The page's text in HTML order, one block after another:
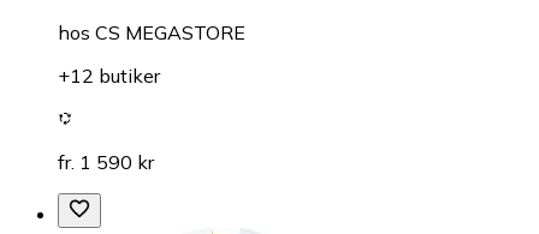
hos CS MEGASTORE
+12 butiker
fr. 1 590 kr